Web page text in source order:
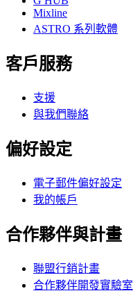
Mixline
ASTRO 系列軟體
客戶服務
支援
與我們聯絡
偏好設定
電子郵件偏好設定
我的帳戶
合作夥伴與計畫
聯盟行銷計畫
合作夥伴開發實驗室